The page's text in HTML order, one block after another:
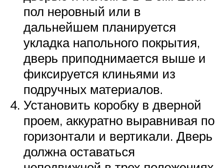
пол неровный или в
дальнейшем планируется
укладка напольного покрытия,
дверь приподнимается выше и
фиксируется клиньями из
подручных материалов.
Установить коробку в дверной
проем, аккуратно выравнивая по
горизонтали и вертикали. Дверь
должна оставаться